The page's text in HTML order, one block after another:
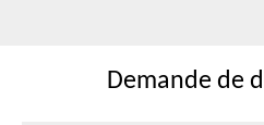
Demande de